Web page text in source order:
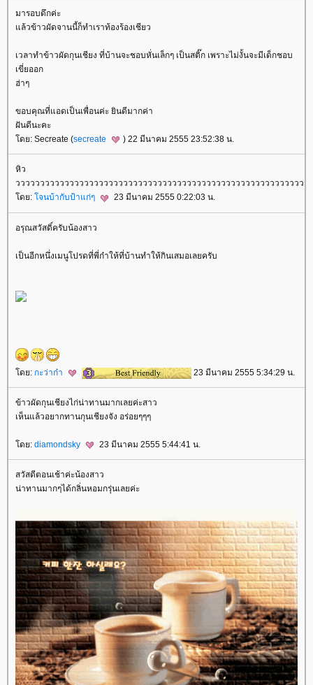
มารอบดึกค่ะ
ล้วข้าวผัดจานนี้ก็ทำเราท้องร้องเชียว
เวลาทำข้าวผัดกุนเชียง ที่บ้านจะชอบหั่นเล็กๆ เป็นสติ๊ก เพราะไม่งั้นจะมีเด็กชอบ
เขี่ยออก
ฮ่าๆ
ขอบคุณที่แอดเป็นเพื่อนค่ะ ยินดีมากค่า
ฝันดีนะคะ
ดย: Secreate (secreate ) 22 มีนาคม 2555 23:52:38 น.
หิว
ววววววววววววววววววววววววววววววววววววววววววววววววววววววววววว
ดย: จนบ้ากับป้าแก่ๆ 23 มีนาคม 2555 0:22:03 น.
อรุณสวัสดิ์ครับน้องสาว
เป็นอีกหนึ่งเมนูโปรดที่พี่ก๋าให้ที่บ้านทำให้กินเสมอเลยครับ
ดย: กะว่าก๋า 23 มีนาคม 2555 5:34:29 น.
ข้าวผัดกุนเชียงไก่น่าทานมากเลยค่ะสาว
เห็นแล้วอยากทานกุนเชียงจัง อร่อยๆๆๆ
ดย: diamondsky 23 มีนาคม 2555 5:44:41 น.
สวัสดีตอนเช้าค่ะน้องสาว
น่าทานมากๆได้กลิ่นหอมกรุ่นเลยค่ะ